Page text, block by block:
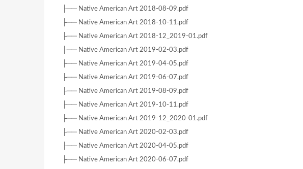
├── Native American Art 2018-08-09.pdf
├── Native American Art 2018-10-11.pdf
├── Native American Art 2018-12_2019-01.pdf
├── Native American Art 2019-02-03.pdf
├── Native American Art 2019-04-05.pdf
├── Native American Art 2019-06-07.pdf
├── Native American Art 2019-08-09.pdf
├── Native American Art 2019-10-11.pdf
├── Native American Art 2019-12_2020-01.pdf
├── Native American Art 2020-02-03.pdf
├── Native American Art 2020-04-05.pdf
├── Native American Art 2020-06-07.pdf